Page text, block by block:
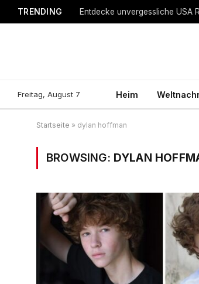
TRENDING Entdecke unvergessliche USA
Freitag, August 7 Heim
Startseite » dylan hoffman
BROWSING: DYLAN